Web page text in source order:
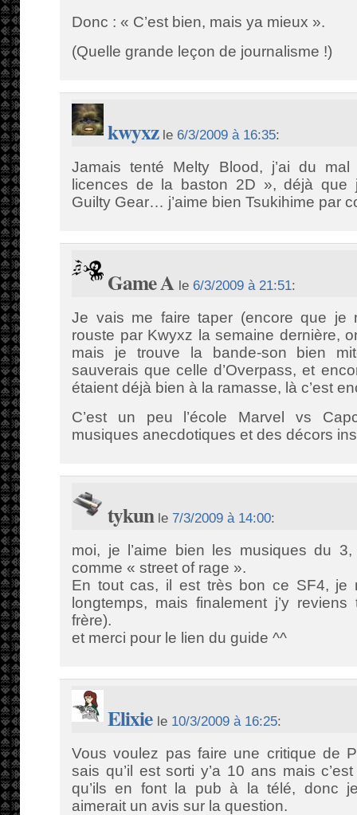
Donc : « C’est bien, mais ya mieux ».
(Quelle grande leçon de journalisme !)
kwyxzle 6/3/2009 à 16:35:
Jamais tenté Melty Blood, j’ai du
licences de la baston 2D », déjà que
Guilty Gear… j’aime bien Tsukihime par
Game Ale 6/3/2009 à 21:51:
Je vais me faire taper (encore que je
rouste par Kwyxz la semaine dernière,
mais je trouve la bande-son bien
sauverais que celle d’Overpass, et
étaient déjà bien à la ramasse, là c’est
C’est un peu l’école Marvel vs
musiques anecdotiques et des décors
tykunle 7/3/2009 à 14:00:
moi, je l’aime bien les musiques du
comme « street of rage ».
En tout cas, il est très bon ce SF4, je
longtemps, mais finalement j’y
frère).
et merci pour le lien du guide ^^
Elixiele 10/3/2009 à 16:25:
Vous voulez pas faire une critique de
sais qu’il est sorti y’a 10 ans mais
qu’ils en font la pub à la télé, donc
aimerait un avis sur la question.